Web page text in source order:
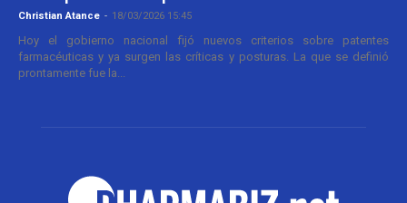
Christian Atance - 18/03/2026 15:45
Hoy el gobierno nacional fijó nuevos criterios sobre patentes
farmacéuticas y ya surgen las críticas y posturas. La que se definió
prontamente fue la...